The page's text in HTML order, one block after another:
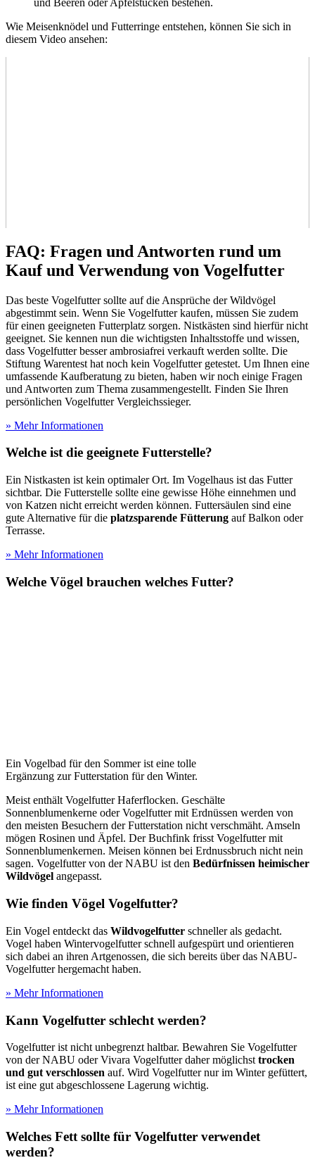
Wie Meisenknödel und Futterringe entstehen, können Sie sich in
diesem Video ansehen:
FAQ: Fragen und Antworten rund um
Kauf und Verwendung von Vogelfutter
Das beste Vogelfutter sollte auf die Ansprüche der Wildvögel
abgestimmt sein. Wenn Sie Vogelfutter kaufen, müssen Sie zudem
für einen geeigneten Futterplatz sorgen. Nistkästen sind hierfür nicht
geeignet. Sie kennen nun die wichtigsten Inhaltsstoffe und wissen,
dass Vogelfutter besser ambrosiafrei verkauft werden sollte. Die
Stiftung Warentest hat noch kein Vogelfutter getestet. Um Ihnen eine
umfassende Kaufberatung zu bieten, haben wir noch einige Fragen
und Antworten zum Thema zusammengestellt. Finden Sie Ihren
persönlichen Vogelfutter Vergleichssieger.
» Mehr Informationen
Welche ist die geeignete Futterstelle?
Ein Nistkasten ist kein optimaler Ort. Im Vogelhaus ist das Futter
sichtbar. Die Futterstelle sollte eine gewisse Höhe einnehmen und
von Katzen nicht erreicht werden können. Futtersäulen sind eine
gute Alternative für die platzsparende Fütterung auf Balkon oder
Terrasse.
» Mehr Informationen
Welche Vögel brauchen welches Futter?
Ein Vogelbad für den Sommer ist eine tolle
Ergänzung zur Futterstation für den Winter.
Meist enthält Vogelfutter Haferflocken. Geschälte
Sonnenblumenkerne oder Vogelfutter mit Erdnüssen werden von
den meisten Besuchern der Futterstation nicht verschmäht. Amseln
mögen Rosinen und Äpfel. Der Buchfink frisst Vogelfutter mit
Sonnenblumenkernen. Meisen können bei Erdnussbruch nicht nein
sagen. Vogelfutter von der NABU ist den Bedürfnissen heimischer
Wildvögel angepasst.
Wie finden Vögel Vogelfutter?
Ein Vogel entdeckt das Wildvogelfutter schneller als gedacht.
Vogel haben Wintervogelfutter schnell aufgespürt und orientieren
sich dabei an ihren Artgenossen, die sich bereits über das NABU-
Vogelfutter hergemacht haben.
» Mehr Informationen
Kann Vogelfutter schlecht werden?
Vogelfutter ist nicht unbegrenzt haltbar. Bewahren Sie Vogelfutter
von der NABU oder Vivara Vogelfutter daher möglichst trocken
und gut verschlossen auf. Wird Vogelfutter nur im Winter gefüttert,
ist eine gut abgeschlossene Lagerung wichtig.
» Mehr Informationen
Welches Fett sollte für Vogelfutter verwendet
werden?